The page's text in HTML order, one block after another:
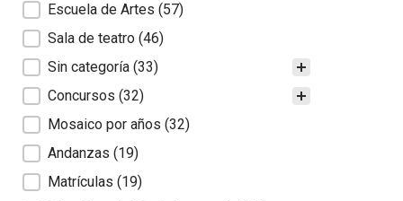
Escuela de Artes (57)
Sala de teatro (46)
Sin categoría (33)
Concursos (32)
Mosaico por años (32)
Andanzas (19)
Matrículas (19)